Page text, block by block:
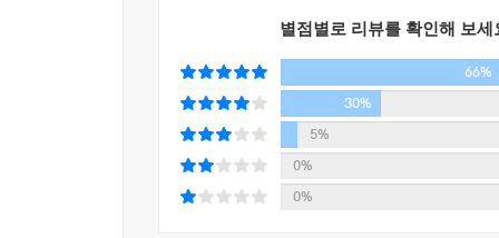
부모를 잃고 억척스러운 누나와 대장장이인 매
키우고 있었다. 핍은 에스텔러를 만난 후 자
사람으로부터 거액의 유산을 물려받게 되었다
에스텔러는 여전히 도도하고 차가우며, 핍은 점
핍이 성장 과정에서 겪는 이러한 방황과 사랑의
특히 어린 시절 핍을 둘러싼 그의 사회적 배경,
별점별로 리뷰를 확인해 보세
66%
30%
5%
0%
0%